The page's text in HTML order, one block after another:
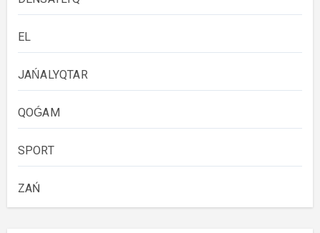
EL
JAŃALYQTAR
QOǴAM
SPORT
ZAŃ